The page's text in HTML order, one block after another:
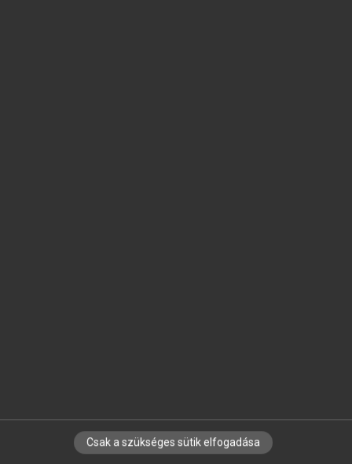
IRATKOZZ FEL HÍRLEVELÜNKRE!
Csak a szükséges sütik elfogadása